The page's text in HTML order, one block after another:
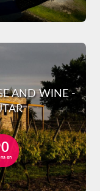
AND WINE -
en